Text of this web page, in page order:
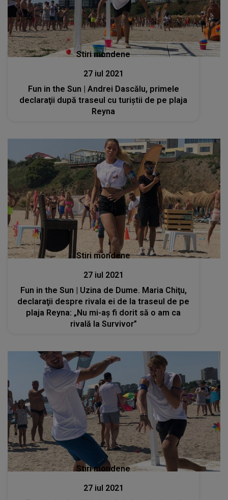
Stiri mondene
27 iul 2021
Fun in the Sun | Andrei Dascălu, primele
declaraţii după traseul cu turiștii de pe plaja
Reyna
Stiri mondene
27 iul 2021
Fun in the Sun | Uzina de Dume. Maria Chiţu,
declaraţii despre rivala ei de la traseul de pe
plaja Reyna: „Nu mi-aș fi dorit să o am ca
rivală la Survivor”
Stiri mondene
27 iul 2021